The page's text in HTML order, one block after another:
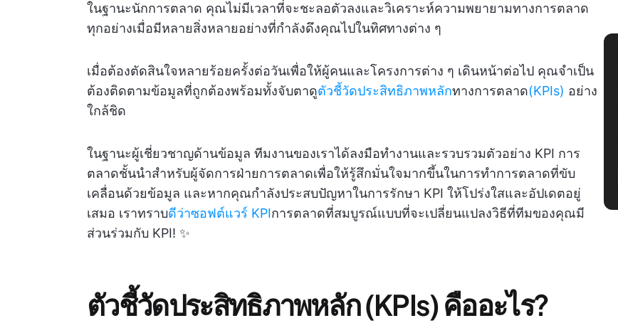
ในฐานะนักการตลาด คุณไม่มีเวลาที่จะชะลอตัวลงและวิเคราะห์ความพยายามทางการตลาด
ทุกอย่างเมื่อมีหลายสิ่งหลายอย่างที่กำลังดึงคุณไปในทิศทางต่าง ๆ
เมื่อต้องตัดสินใจหลายร้อยครั้งต่อวันเพื่อให้ผู้คนและโครงการต่าง ๆ เดินหน้าต่อไป คุณจำเป็น
ต้องติดตามข้อมูลที่ถูกต้องพร้อมทั้งจับตาดูตัวชี้วัดประสิทธิภาพหลักทางการตลาด(KPIs) อย่าง
ใกล้ชิด
ในฐานะผู้เชี่ยวชาญด้านข้อมูล ทีมงานของเราได้ลงมือทำงานและรวบรวมตัวอย่าง KPI การ
ตลาดชั้นนำสำหรับผู้จัดการฝ่ายการตลาดเพื่อให้รู้สึกมั่นใจมากขึ้นในการทำการตลาดที่ขับ
เคลื่อนด้วยข้อมูล และหากคุณกำลังประสบปัญหาในการรักษา KPI ให้โปร่งใสและอัปเดตอยู่
เสมอ เราทราบดีว่าซอฟต์แวร์ KPIการตลาดที่สมบูรณ์แบบที่จะเปลี่ยนแปลงวิธีที่ทีมของคุณมี
ส่วนร่วมกับ KPI! ✨
ตัวชี้วัดประสิทธิภาพหลัก (KPIs) คืออะไร?